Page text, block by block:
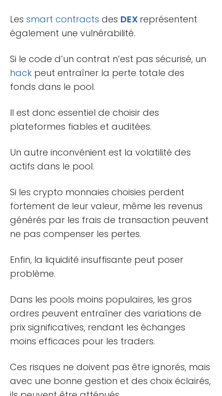
Les smart contracts des DEX représentent
également une vulnérabilité.
Si le code d’un contrat n’est pas sécurisé, un
hack peut entraîner la perte totale des
fonds dans le pool.
Il est donc essentiel de choisir des
plateformes fiables et auditées.
Un autre inconvénient est la volatilité des
actifs dans le pool.
Si les crypto monnaies choisies perdent
fortement de leur valeur, même les revenus
générés par les frais de transaction peuvent
ne pas compenser les pertes.
Enfin, la liquidité insuffisante peut poser
problème.
Dans les pools moins populaires, les gros
ordres peuvent entraîner des variations de
prix significatives, rendant les échanges
moins efficaces pour les traders.
Ces risques ne doivent pas être ignorés, mais
avec une bonne gestion et des choix éclairés,